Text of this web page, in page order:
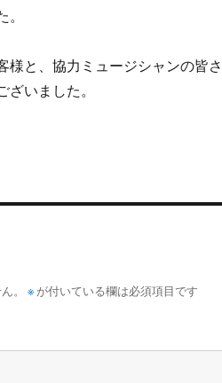
。
様と、協力ミュージシャンの皆
ざいました。
。 ※ が付いている欄は必須項目です